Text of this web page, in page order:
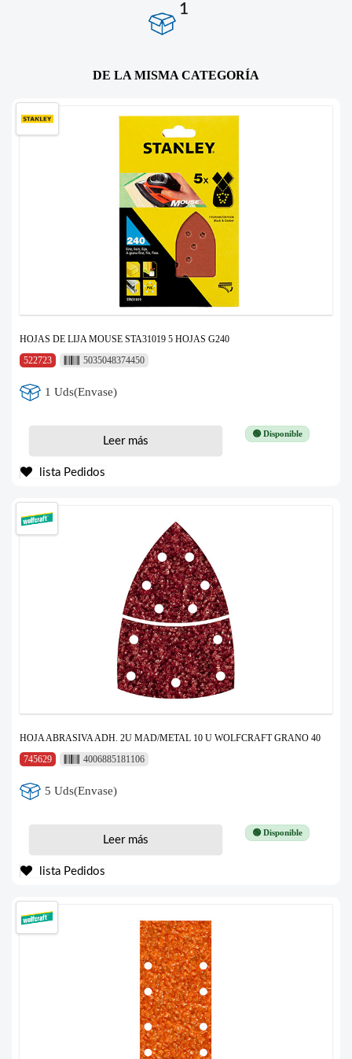
1
DE LA MISMA CATEGORÍA
HOJAS DE LIJA MOUSE STA31019 5 HOJAS G240
522723
5035048374450
1 Uds(Envase)
🟢 Disponible
Leer más
lista Pedidos
HOJA ABRASIVA ADH. 2U MAD/METAL 10 U WOLFCRAFT GRANO 40
745629
4006885181106
5 Uds(Envase)
🟢 Disponible
Leer más
lista Pedidos